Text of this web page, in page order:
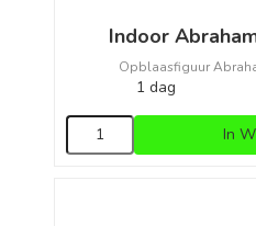
Indoor
Opblaasfiguur
1 dag
In